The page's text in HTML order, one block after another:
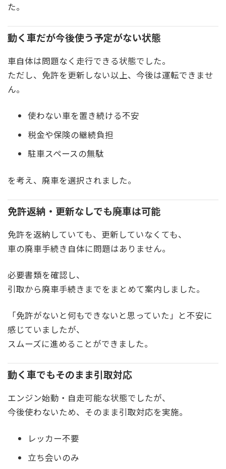
た。
動く車だが今後使う予定がない状態
車自体は問題なく走行できる状態でした。
ただし、免許を更新しない以上、今後は運転できませ
ん。
使わない車を置き続ける不安
税金や保険の継続負担
駐車スペースの無駄
を考え、廃車を選択されました。
免許返納・更新なしでも廃車は可能
免許を返納していても、更新していなくても、
車の廃車手続き自体に問題はありません。
必要書類を確認し、
引取から廃車手続きまでをまとめて案内しました。
「免許がないと何もできないと思っていた」と不安に
感じていましたが、
スムーズに進めることができました。
動く車でもそのまま引取対応
エンジン始動・自走可能な状態でしたが、
今後使わないため、そのまま引取対応を実施。
レッカー不要
立ち会いのみ